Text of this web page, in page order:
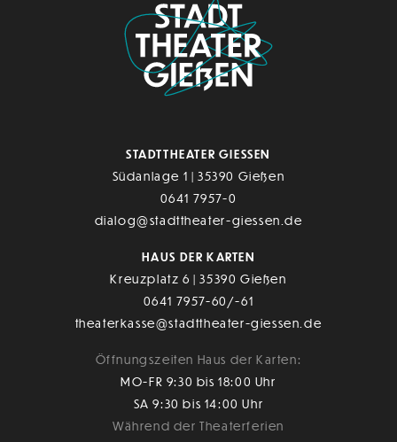
STADTTHEATER GIESSEN
Südanlage 1 | 35390 Gießen
0641 7957-0
dialog@stadttheater-giessen.de
HAUS DER KARTEN
Kreuzplatz 6 | 35390 Gießen
0641 7957-60/-61
theaterkasse@stadttheater-giessen.de
Öffnungszeiten Haus der Karten:
MO-FR 9:30 bis 18:00 Uhr
SA 9:30 bis 14:00 Uhr
Während der Theaterferien